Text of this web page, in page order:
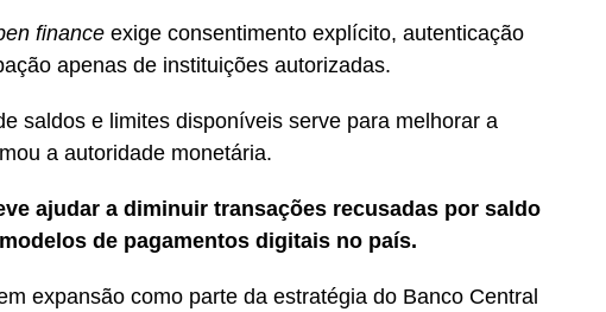
finance exige consentimento explícito, autenticação
apenas de instituições autorizadas.
saldos e limites disponíveis serve para melhorar a
a autoridade monetária.
ajudar a diminuir transações recusadas por saldo
de pagamentos digitais no país.
expansão como parte da estratégia do Banco Central